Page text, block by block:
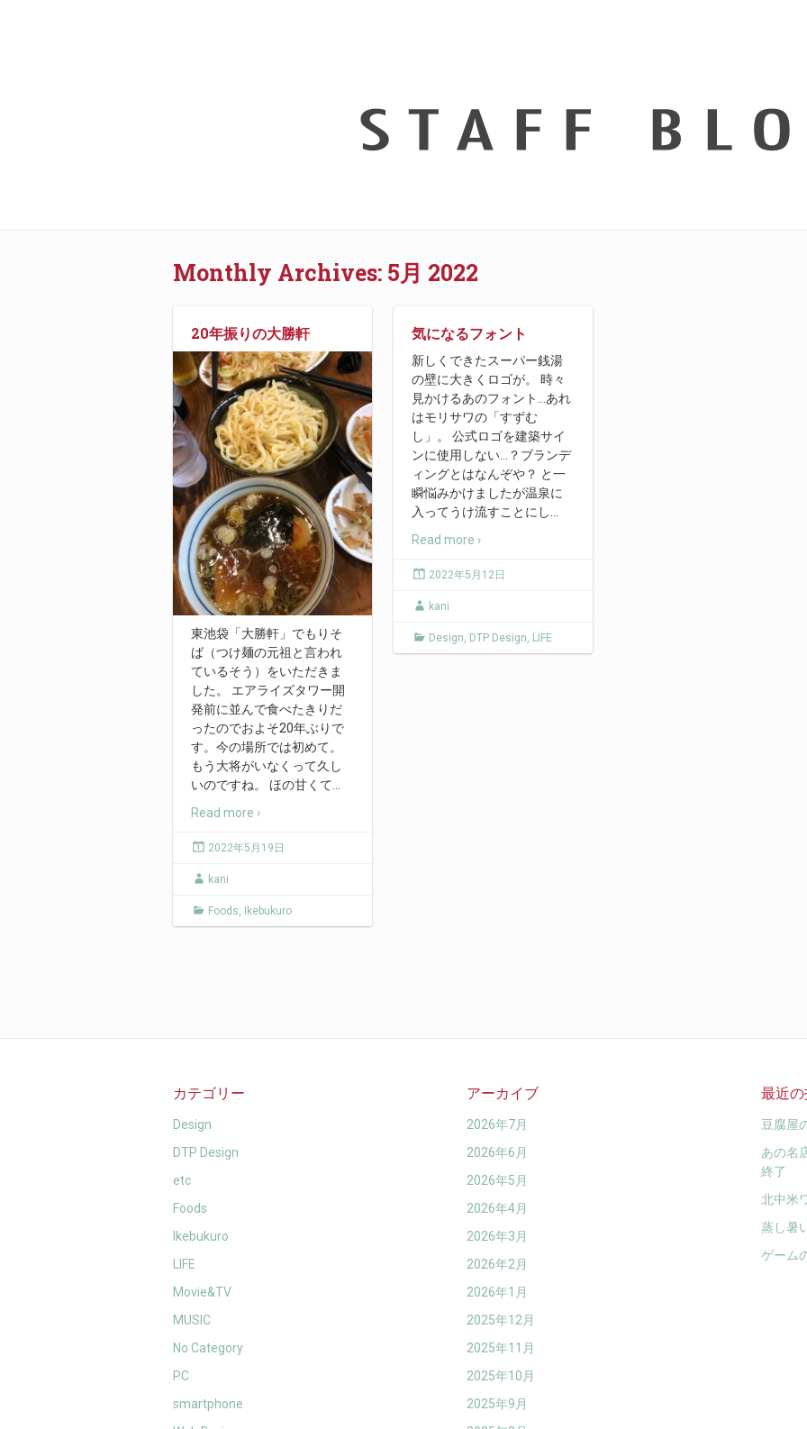
Monthly Archives: 5月 2022
20年振りの大勝軒
東池袋「大勝軒」でもりそ
ば（つけ麺の元祖と言われ
ているそう）をいただきま
した。 エアライズタワー開
発前に並んで食べたきりだ
ったのでおよそ20年ぶりで
す。今の場所では初めて。
もう大将がいなくって久し
いのですね。 ほの甘くて
Read more ›
2022年5月19日
kani
Foods, Ikebukuro
気になるフォント
新しくできたスーパー銭湯
の壁に大きくロゴが。 時々
見かけるあのフォント…あれ
はモリサワの「すずむ
し」。 公式ロゴを建築サイ
ンに使用しない…？ブランデ
ィングとはなんぞや？ と一
瞬悩みかけましたが温泉に
入ってうけ流すことにし
Read more ›
2022年5月12日
kani
Design, DTP Design, LIFE
カテゴリー
Design
DTP Design
etc
Foods
Ikebukuro
LIFE
Movie&TV
MUSIC
No Category
PC
smartphone
アーカイブ
2026年7月
2026年6月
2026年5月
2026年4月
2026年3月
2026年2月
2026年1月
2025年12月
2025年11月
2025年10月
2025年9月
最近
豆腐屋
あの名
終了
北中米
蒸し暑
ゲーム